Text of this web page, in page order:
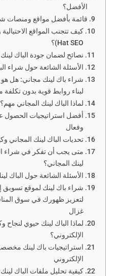
الأفضل؟
قائمة بأفضل مواقع ومنصات
Hat SEO)؟
نصائح لضمان جودة الباك لينك
الأسئلة الشائعة حول شراء
شراء باك لينك مجاني: هل هو
لبناء روابط قوية بدون تكلفة
لماذا الباك لينك المجاني مهم؟
أفضل استراتيجيات الحصول
وفعال
تحديات الباك لينك المجاني
متى يجب أن تفكر في شراء
لينك المجاني؟
الأسئلة الشائعة حول الباك
شراء باك لينك لموقع تسويق
لتعزيز ظهورك في سوق
غزال
لماذا الباك لينك حيوي لنجاح
الإلكتروني؟
استراتيجيات باك لينك مخصصة
الإلكتروني
كيفية تحليل ملفات الباك